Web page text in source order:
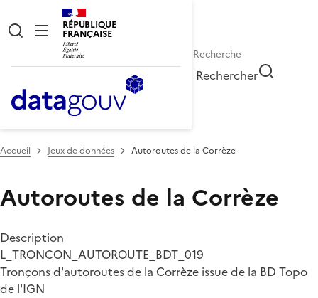
RÉPUBLIQUE
FRANÇAISE
Rechercher
Accueil Jeux de données Autoroutes de la Corrèze
Autoroutes de la Corrèze
Description
L_TRONCON_AUTOROUTE_BDT_019
Tronçons d'autoroutes de la Corrèze issue de la BD Topo
de l'IGN